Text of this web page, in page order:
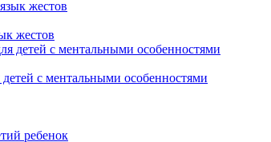
жестов
с ментальными особенностями